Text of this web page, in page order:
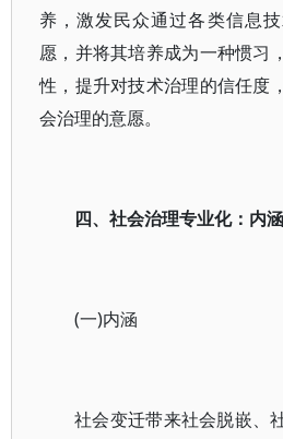
养，激发民众通过各类信息
愿，并将其培养成为一种惯习
性，提升对技术治理的信任度
会治理的意愿。
四、社会治理专业化：内
(一)内涵
社会变迁带来社会脱嵌、